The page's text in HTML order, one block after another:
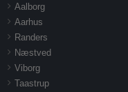
Aalborg
Aarhus
Randers
Næstved
Viborg
Taastrup